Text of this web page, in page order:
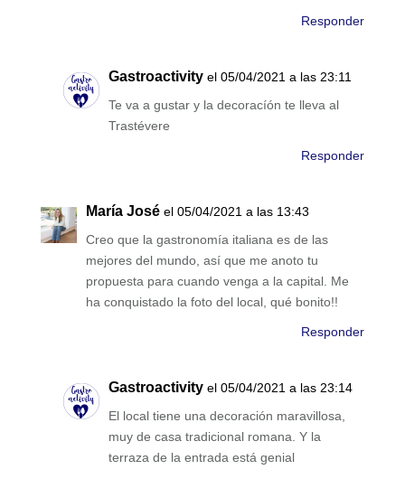
Responder
Gastroactivity el 05/04/2021 a las 23:11
Te va a gustar y la decoracíón te lleva al
Trastévere
Responder
María José el 05/04/2021 a las 13:43
Creo que la gastronomía italiana es de las
mejores del mundo, así que me anoto tu
propuesta para cuando venga a la capital. Me
ha conquistado la foto del local, qué bonito!!
Responder
Gastroactivity el 05/04/2021 a las 23:14
El local tiene una decoración maravillosa,
muy de casa tradicional romana. Y la
terraza de la entrada está genial